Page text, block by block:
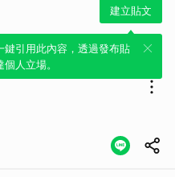
建立貼文
鍵引用此內容，透過發布貼
人立場。